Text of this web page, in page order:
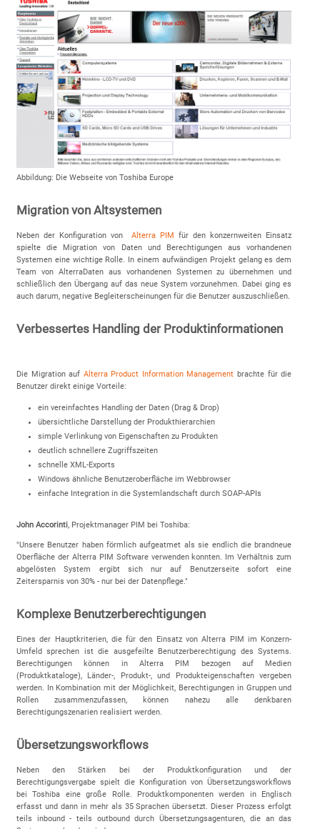
Abbildung: Die Webseite von Toshiba Europe
Migration von Altsystemen
Neben der Konfiguration von Alterra PIMfür den konzernweiten Einsatz
spielte die Migration von Daten und Berechtigungen aus vorhandenen
Systemen eine wichtige Rolle. In einem aufwändigen Projekt gelang es dem
Team von AlterraDaten aus vorhandenen Systemen zu übernehmen und
schließlich den Übergang auf das neue System vorzunehmen. Dabei ging es
auch darum, negative Begleiterscheinungen für die Benutzer auszuschließen.
Verbessertes Handling der Produktinformationen
Die Migration auf Alterra Product Information Management brachte für die
Benutzer direkt einige Vorteile:
ein vereinfachtes Handling der Daten (Drag & Drop)
übersichtliche Darstellung der Produkthierarchien
simple Verlinkung von Eigenschaften zu Produkten
deutlich schnellere Zugriffszeiten
schnelle XML-Exports
Windows ähnliche Benutzeroberfläche im Webbrowser
einfache Integration in die Systemlandschaft durch SOAP-APIs
John Accorinti, Projektmanager PIM bei Toshiba:
"Unsere Benutzer haben förmlich aufgeatmet als sie endlich die brandneue
Oberfläche der Alterra PIM Software verwenden konnten. Im Verhältnis zum
abgelösten System ergibt sich nur auf Benutzerseite sofort eine
Zeitersparnis von 30% - nur bei der Datenpflege."
Komplexe Benutzerberechtigungen
Eines der Hauptkriterien, die für den Einsatz von Alterra PIM im Konzern-
Umfeld sprechen ist die ausgefeilte Benutzerberechtigung des Systems.
Berechtigungen können in Alterra PIM bezogen auf Medien
(Produktkataloge), Länder-, Produkt-, und Produkteigenschaften vergeben
werden. In Kombination mit der Möglichkeit, Berechtigungen in Gruppen und
Rollen zusammenzufassen, können nahezu alle denkbaren
Berechtigungszenarien realisiert werden.
Übersetzungsworkflows
Neben den Stärken bei der Produktkonfiguration und der
Berechtigungsvergabe spielt die Konfiguration von Übersetzungsworkflows
bei Toshiba eine große Rolle. Produktkomponenten werden in Englisch
erfasst und dann in mehr als 35 Sprachen übersetzt. Dieser Prozess erfolgt
teils inbound - teils outbound durch Übersetzungsagenturen, die an das